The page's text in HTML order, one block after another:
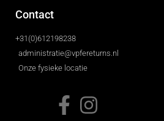
Contact
+31(0)612198238
administratie@vpfereturns.nl
Onze fysieke locatie